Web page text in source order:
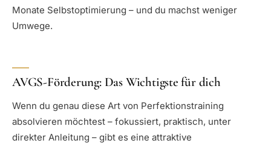
Monate Selbstoptimierung – und du machst weniger
Umwege.
AVGS-Förderung: Das Wichtigste für dich
Wenn du genau diese Art von Perfektionstraining
absolvieren möchtest – fokussiert, praktisch, unter
direkter Anleitung – gibt es eine attraktive